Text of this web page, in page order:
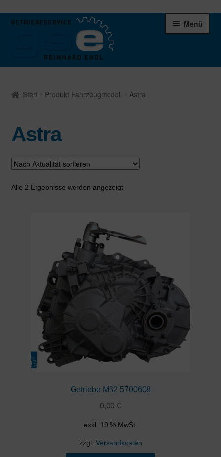
Zur
Zum
Menü
Schaltgetriebe
Verteilergetriebe
Warenkorb
Start Produkt Fahrzeugmodell Astra
Astra
Alle 2 Ergebnisse werden angezeigtNach
Getriebe M32 5700608
0,00 €
exkl. 19 % MwSt.
zzgl. Versandkosten